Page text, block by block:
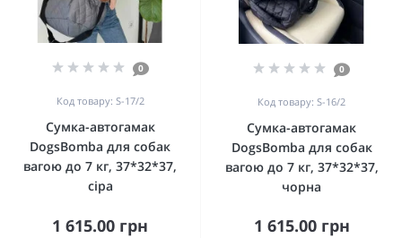
0
Код товару: S-17/2
Сумка-автогамак
DogsBomba для собак
вагою до 7 кг, 37*32*37,
сіра
1 615.00 грн
0
Код товару: S-16/2
Сумка-автогамак
DogsBomba для собак
вагою до 7 кг, 37*32*37,
чорна
1 615.00 грн